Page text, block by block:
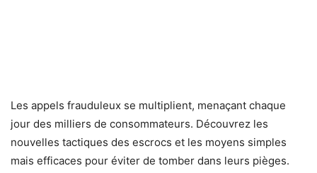
Les appels frauduleux se multiplient, menaçant chaque
jour des milliers de consommateurs. Découvrez les
nouvelles tactiques des escrocs et les moyens simples
mais efficaces pour éviter de tomber dans leurs pièges.